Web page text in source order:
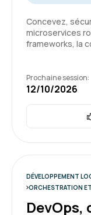
Le cadre
formateur est
Formation :
conteneurs
Bon
importantes
Concevez,
microservices
frameworks, la
Prochaine session:
12/10/2026
DÉVELOPPEMENT
ORCHESTRATION